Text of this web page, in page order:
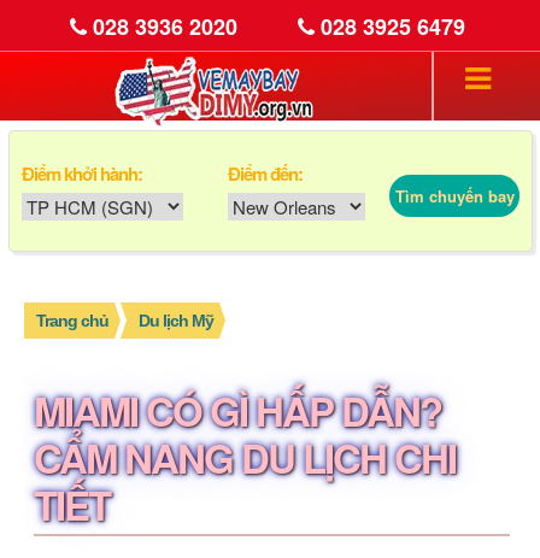
028 3936 2020 028 3925 6479
Điểm khởi hành: Điểm đến:
Tìm chuyến bay
Trang chủ Du lịch Mỹ
MIAMI CÓ GÌ HẤP DẪN?
CẨM NANG DU LỊCH CHI
TIẾT